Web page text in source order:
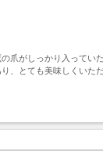
爪がしっかり入ってい
、とても美味しくいた